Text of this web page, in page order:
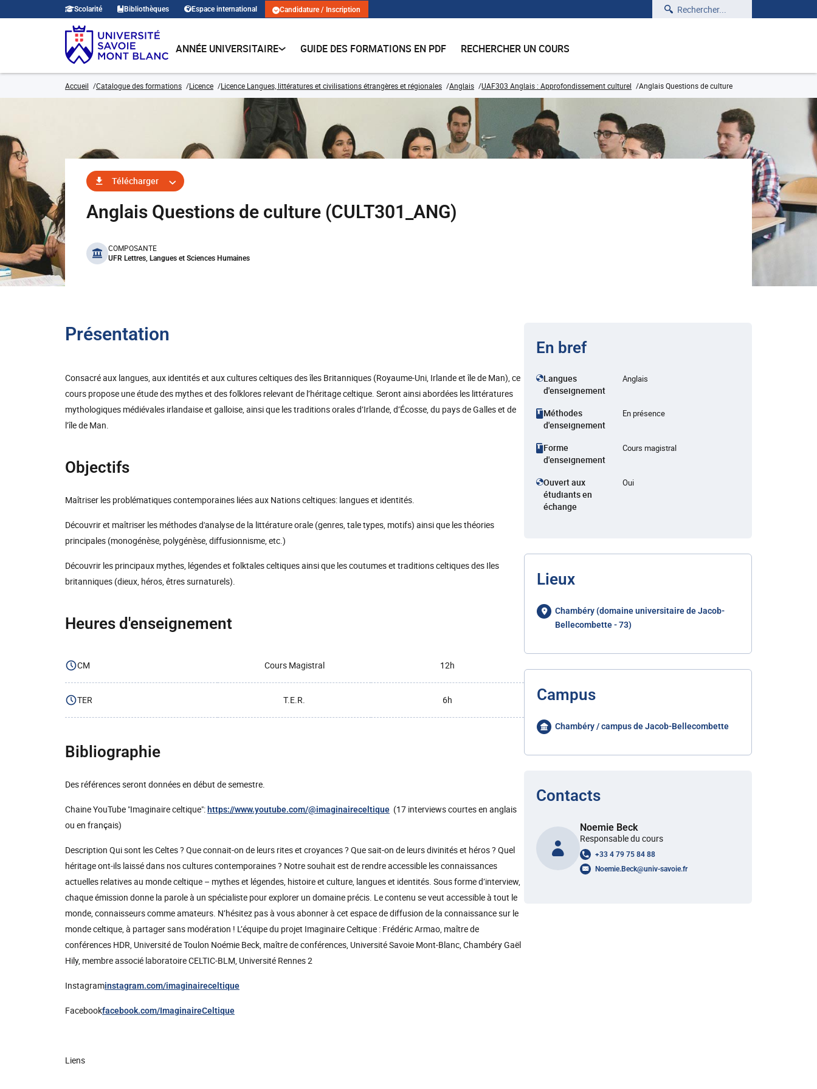
Scolarité Bibliothèques Espace international Candidature / Inscription Rechercher
ANNÉE UNIVERSITAIRE GUIDE DES FORMATIONS EN PDF RECHERCHER UN COURS
Accueil Catalogue des formations Licence Licence Langues, littératures et civilisations étrangères et régionales Anglais UAF303 Anglais : Approfondissement culturel Anglais Questions de culture
Télécharger
Anglais Questions de culture (CULT301_ANG)
benefits
COMPOSANTE
UFR Lettres, Langues et Sciences Humaines
Présentation
Consacré aux langues, aux identités et aux cultures celtiques des îles Britanniques (Royaume-Uni, Irlande et île de Man), ce
cours propose une étude des mythes et des folklores relevant de l’héritage celtique. Seront ainsi abordées les littératures
mythologiques médiévales irlandaise et galloise, ainsi que les traditions orales d’Irlande, d’Écosse, du pays de Galles et de
l’île de Man.
Objectifs
Maîtriser les problématiques contemporaines liées aux Nations celtiques: langues et identités.
Découvrir et maîtriser les méthodes d'analyse de la littérature orale (genres, tale types, motifs) ainsi que les théories
principales (monogénèse, polygénèse, diffusionnisme, etc.)
Découvrir les principaux mythes, légendes et folktales celtiques ainsi que les coutumes et traditions celtiques des Iles
britanniques (dieux, héros, êtres surnaturels).
Heures d'enseignement
CM Cours Magistral 12h
TER T.E.R. 6h
Bibliographie
Des références seront données en début de semestre.
Chaine YouTube "Imaginaire celtique": https://www.youtube.com/@imaginaireceltique (17 interviews courtes en anglais
ou en français)
Description Qui sont les Celtes ? Que connait-on de leurs rites et croyances ? Que sait-on de leurs divinités et héros ? Quel
héritage ont-ils laissé dans nos cultures contemporaines ? Notre souhait est de rendre accessible les connaissances
actuelles relatives au monde celtique – mythes et légendes, histoire et culture, langues et identités. Sous forme d’interview,
chaque émission donne la parole à un spécialiste pour explorer un domaine précis. Le contenu se veut accessible à tout le
monde, connaisseurs comme amateurs. N’hésitez pas à vous abonner à cet espace de diffusion de la connaissance sur le
monde celtique, à partager sans modération ! L’équipe du projet Imaginaire Celtique : Frédéric Armao, maître de
conférences HDR, Université de Toulon Noémie Beck, maître de conférences, Université Savoie Mont-Blanc, Chambéry Gaël
Hily, membre associé laboratoire CELTIC-BLM, Université Rennes 2
Instagraminstagram.com/imaginaireceltique
Facebookfacebook.com/ImaginaireCeltique
Liens
En bref
Langues
d'enseignement
Anglais
Méthodes
d'enseignement
En présence
Forme
d'enseignement
Cours magistral
Ouvert aux
étudiants en
échange
Oui
Lieux
Chambéry (domaine universitaire de Jacob-
Bellecombette - 73)
Campus
Chambéry / campus de Jacob-Bellecombette
Contacts
Noemie Beck
Responsable du cours
+33 4 79 75 84 88
Noemie.Beck@univ-savoie.fr